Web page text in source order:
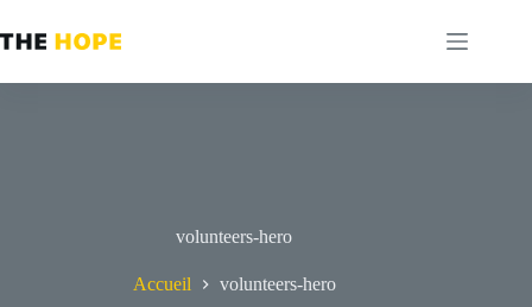
au
contenu
volunteers-hero
Accueil volunteers-hero